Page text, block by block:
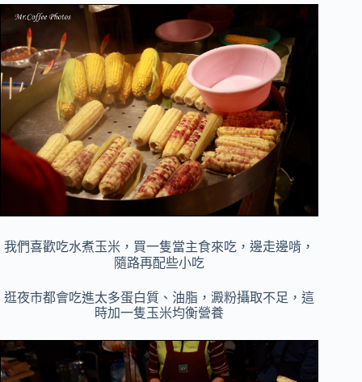
我們喜歡吃水煮玉米，買一隻當主食來吃，邊走邊啃，
隨路再配些小吃
逛夜市都會吃進太多蛋白質、油脂，澱粉攝取不足，這
時加一隻玉米均衡營養